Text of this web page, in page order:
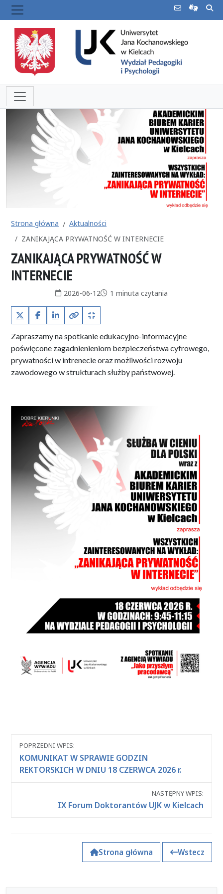
Strona główna
Aktualności
ZANIKAJĄCA PRYWATNOŚĆ W INTERNECIE
ZANIKAJĄCA PRYWATNOŚĆ W
INTERNECIE
Data publikacji:
2026-06-12Czas czytania:
1 minuta czytania
X (Twitter)FacebookLinkedInKopiuj pełny link
Kopiuj krótki link
Zapraszamy na spotkanie edukacyjno-informacyjne
poświęcone zagadnienieniom bezpieczeństwa cyfrowego,
prywatności w intrenecie oraz możliwości rozwoju
zawodowego w strukturach służby państwowej.
Nawigacja
między
wpisami
POPRZEDNI WPIS:
KOMUNIKAT W SPRAWIE GODZIN
REKTORSKICH W DNIU 18 CZERWCA 2026 r.
NASTĘPNY WPIS:
IX Forum Doktorantów UJK w Kielcach
Strona główna Wstecz